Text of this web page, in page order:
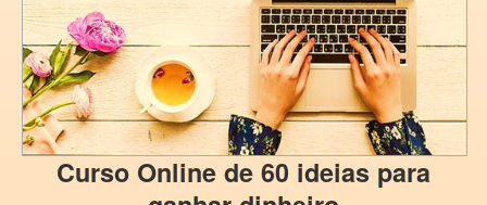
Curso Online de 60 ideias para